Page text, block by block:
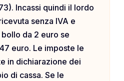
Incassi quindi il lordo
senza IVA e
da 2 euro se
euro. Le imposte le
in dichiarazione dei
di cassa. Se le